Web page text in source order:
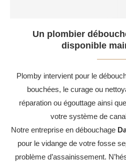
Un plombier
disponible
Plomby intervient pour le
bouchées, le curage ou
réparation ou égouttage ainsi
votre système de
Notre entreprise en débouchage
pour le vidange de votre fosse
problème d’assainissement.